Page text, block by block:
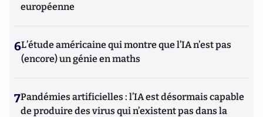
européenne
6L’étude américaine qui montre que l’IA n’est pas
(encore) un génie en maths
7Pandémies artificielles : l’IA est désormais capable
de produire des virus qui n’existent pas dans la